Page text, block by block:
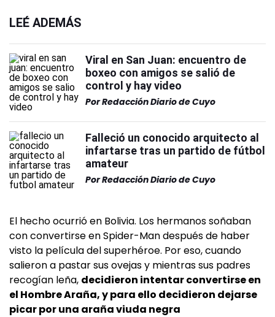
LEÉ ADEMÁS
Viral en San Juan: encuentro de
boxeo con amigos se salió de
control y hay video
PorRedacción Diario de Cuyo
Falleció un conocido arquitecto al
infartarse tras un partido de fútbol
amateur
PorRedacción Diario de Cuyo
El hecho ocurrió en Bolivia. Los hermanos soñaban
con convertirse en Spider-Man después de haber
visto la película del superhéroe. Por eso, cuando
salieron a pastar sus ovejas y mientras sus padres
recogían leña, decidieron intentar convertirse en
el Hombre Araña, y para ello decidieron dejarse
picar por una araña viuda negra